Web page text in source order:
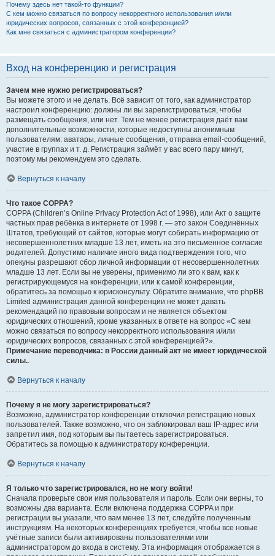
Почему здесь нет такой-то функции?
С кем можно связаться по вопросу некорректного использования и/или
юридических вопросов, связанных с этой конференцией?
Как мне связаться с администратором конференции?
Вход на конференцию и регистрация
Зачем мне нужно регистрироваться?
Вы можете этого и не делать. Всё зависит от того, как администратор
настроил конференцию: должны ли вы зарегистрироваться, чтобы
размещать сообщения, или нет. Тем не менее регистрация даёт вам
дополнительные возможности, которые недоступны анонимным
пользователям: аватары, личные сообщения, отправка email-сообщений,
участие в группах и т. д. Регистрация займёт у вас всего пару минут,
поэтому мы рекомендуем это сделать.
Вернуться к началу
Что такое COPPA?
COPPA (Children’s Online Privacy Protection Act of 1998), или Акт о защите
частных прав ребёнка в интернете от 1998 г. — это закон Соединённых
Штатов, требующий от сайтов, которые могут собирать информацию от
несовершеннолетних младше 13 лет, иметь на это письменное согласие
родителей. Допустимо наличие иного вида подтверждения того, что
опекуны разрешают сбор личной информации от несовершеннолетних
младше 13 лет. Если вы не уверены, применимо ли это к вам, как к
регистрирующемуся на конференции, или к самой конференции,
обратитесь за помощью к юрисконсульту. Обратите внимание, что phpBB
Limited администрация данной конференции не может давать
рекомендаций по правовым вопросам и не является объектом
юридических отношений, кроме указанных в ответе на вопрос «С кем
можно связаться по вопросу некорректного использования и/или
юридических вопросов, связанных с этой конференцией?».
Примечание переводчика: в России данный акт не имеет юридической
силы..
Вернуться к началу
Почему я не могу зарегистрироваться?
Возможно, администратор конференции отключил регистрацию новых
пользователей. Также возможно, что он заблокировал ваш IP-адрес или
запретил имя, под которым вы пытаетесь зарегистрироваться.
Обратитесь за помощью к администратору конференции.
Вернуться к началу
Я только что зарегистрировался, но не могу войти!
Сначала проверьте свои имя пользователя и пароль. Если они верны, то
возможны два варианта. Если включена поддержка COPPA и при
регистрации вы указали, что вам менее 13 лет, следуйте полученным
инструкциям. На некоторых конференциях требуется, чтобы все новые
учётные записи были активированы пользователями или
администратором до входа в систему. Эта информация отображается в